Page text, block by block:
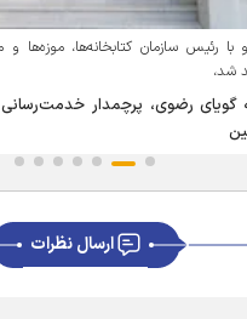
با رئیس سازمان کتابخانه‌ها، موزه‌ها
شد،
گویای رضوی، پرچمدار خدمت‌رسانی
ارسال نظرات